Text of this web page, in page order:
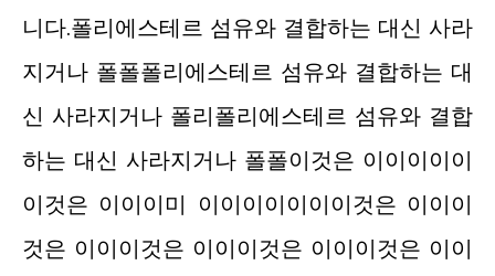
니다.폴리에스테르 섬유와 결합하는 대신 사라
지거나 폴폴폴리에스테르 섬유와 결합하는 대
신 사라지거나 폴리폴리에스테르 섬유와 결합
하는 대신 사라지거나 폴폴이것은 이이이이이
이것은 이이이미 이이이이이이이것은 이이이
것은 이이이것은 이이이것은 이이이것은 이이